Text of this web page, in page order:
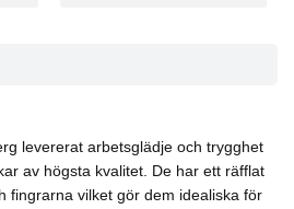
levererat arbetsglädje och trygghet
av högsta kvalitet. De har ett räfflat
fingrarna vilket gör dem idealiska för